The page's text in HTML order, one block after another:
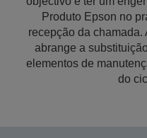
Produto Epson no
recepção da
abrange a
elementos de
do